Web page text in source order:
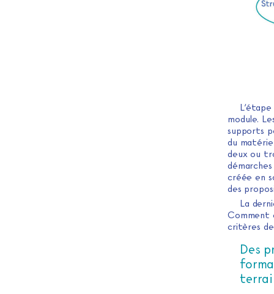
module.
supports
du
deux ou
créée en
des
La
Comment
critères
Des